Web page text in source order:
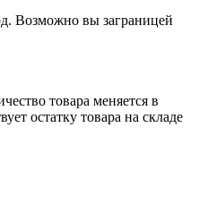
Возможно вы заграницей
товара меняется в
остатку товара на складе